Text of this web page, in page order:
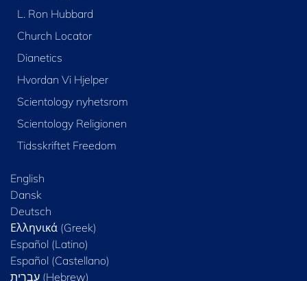
L. Ron Hubbard
Church Locator
Dianetics
Hvordan Vi Hjelper
Scientology nyhetsrom
Scientology Religionen
Tidsskriftet Freedom
English
Dansk
Deutsch
Ελληνικά (Greek)
Español (Latino)
Español (Castellano)